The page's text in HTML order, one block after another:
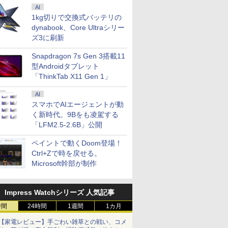
AI
1kg切りで交換式バッテリの
dynabook、Core Ultraシリー
ズ3に刷新
Snapdragon 7s Gen 3搭載11
型Androidタブレット
「ThinkTab X11 Gen 1」
AI
スマホでAIエージェントが動
く新時代。9Bをも凌駕する
「LFM2.5-2.6B」公開
ペイントで動くDoom登場！
Ctrl+Zで時を戻せる。
Microsoft幹部が制作
Impress Watchシリーズ 人気記事
24時間 1週間 1カ月
家電レビュー】手ごわい雑草との戦い、コメ